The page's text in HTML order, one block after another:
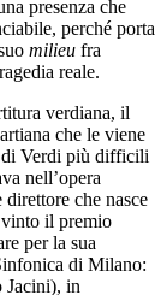
presenza che
perché porta
milieu fra
reale.
verdiana, il
che le viene
di Verdi più difficili
nell’opera
che nasce
vinto il premio
per la sua
di Milano:
Jacini), in